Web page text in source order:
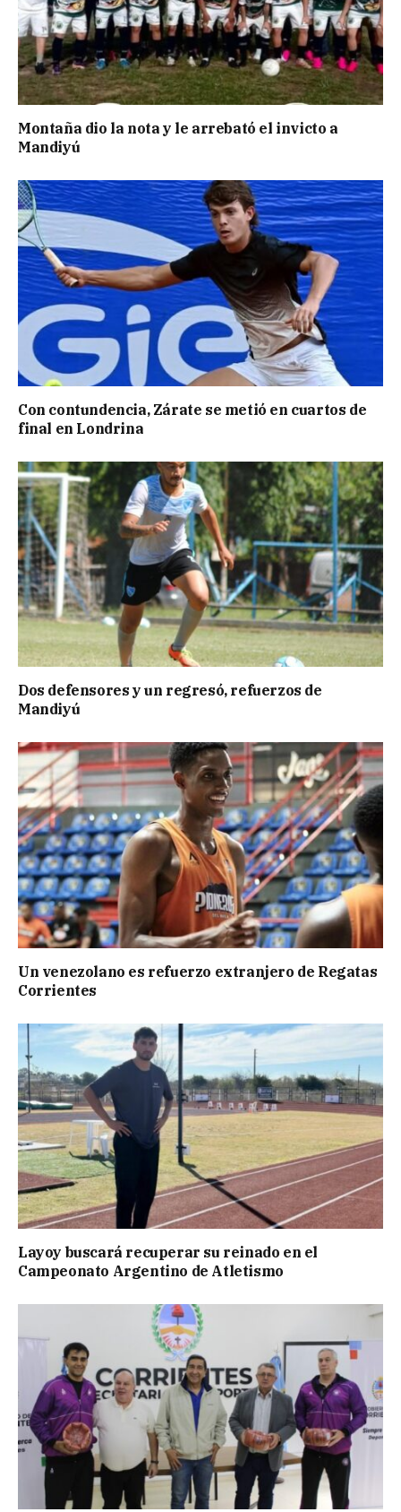
Montaña dio la nota y le arrebató el invicto a
Mandiyú
Con contundencia, Zárate se metió en cuartos de
final en Londrina
Dos defensores y un regresó, refuerzos de
Mandiyú
Un venezolano es refuerzo extranjero de Regatas
Corrientes
Layoy buscará recuperar su reinado en el
Campeonato Argentino de Atletismo